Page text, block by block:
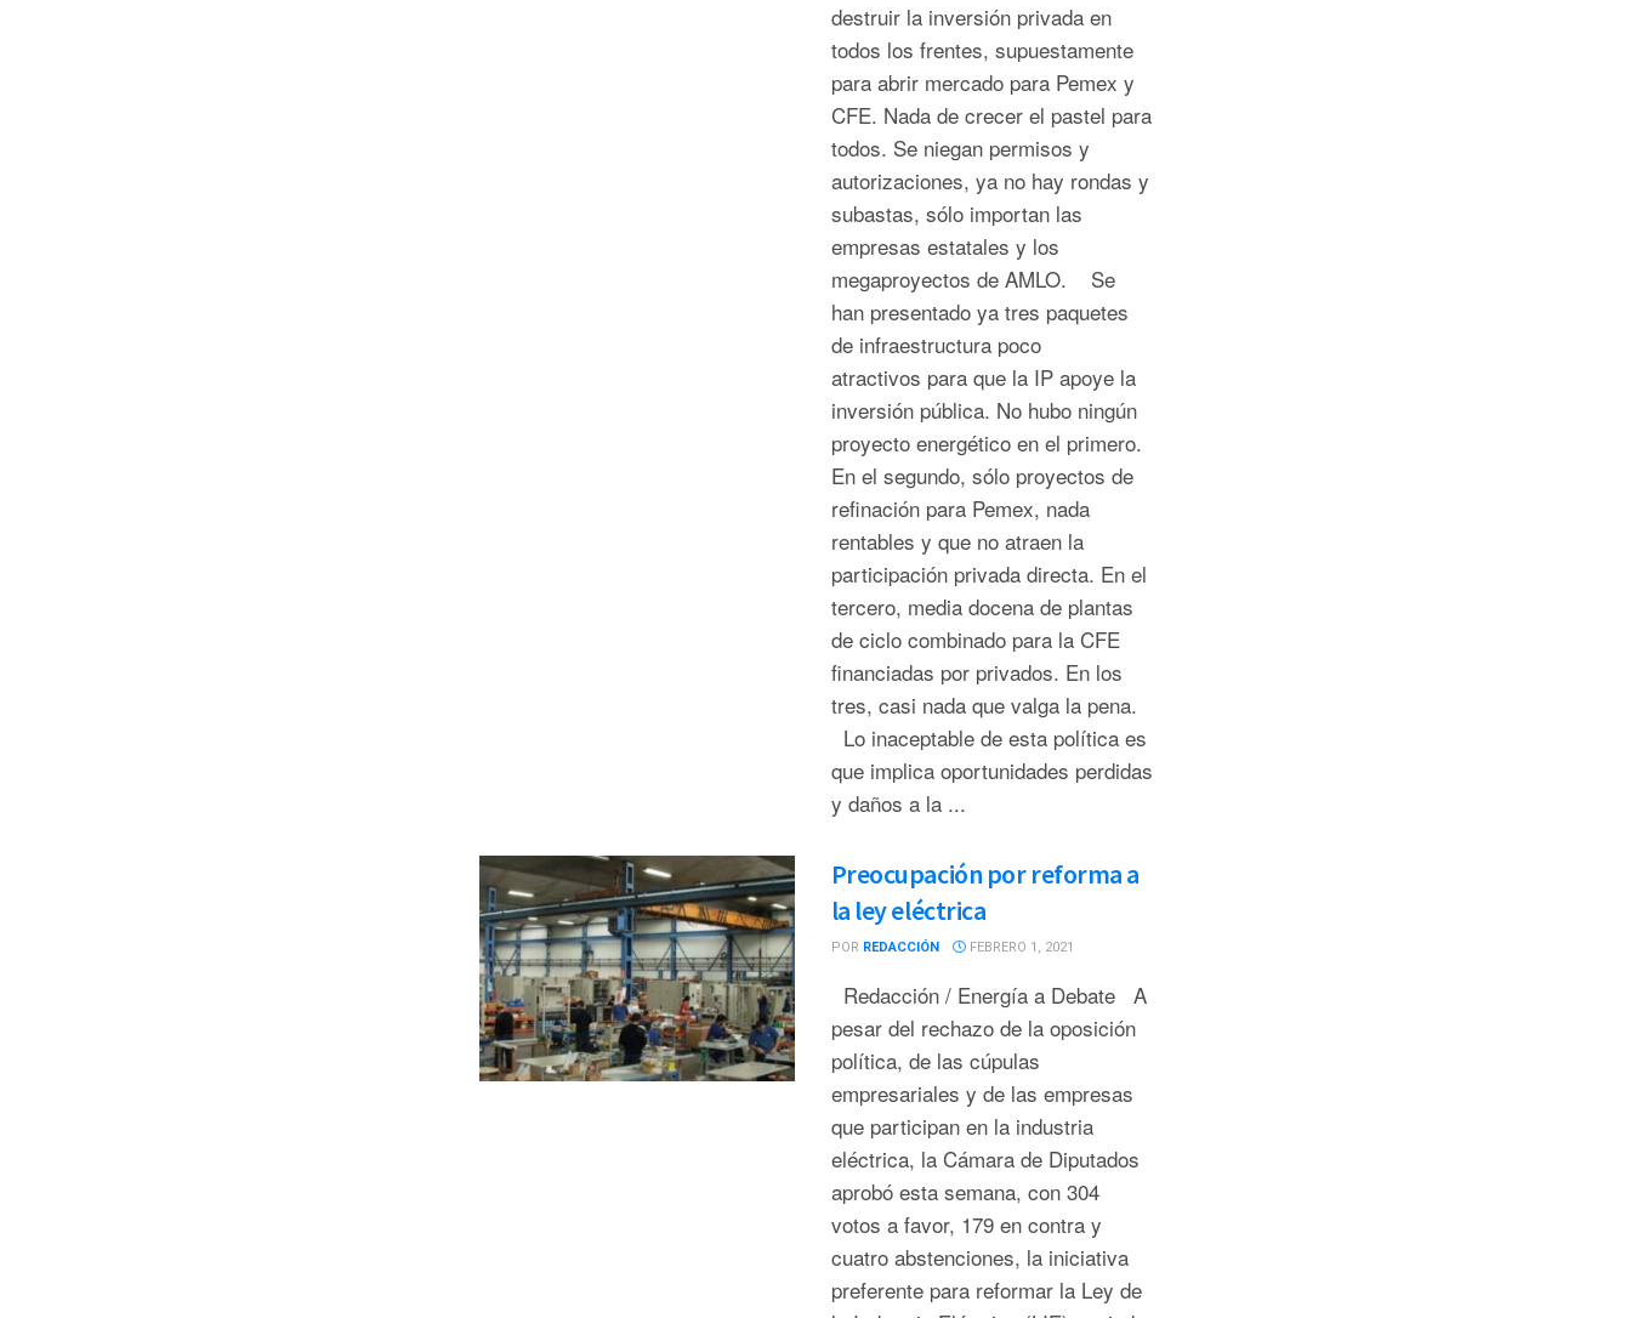
destruir la inversión privada en
todos los frentes, supuestamente
para abrir mercado para Pemex y
CFE. Nada de crecer el pastel para
todos. Se niegan permisos y
autorizaciones, ya no hay rondas y
subastas, sólo importan las
empresas estatales y los
megaproyectos de AMLO. Se
han presentado ya tres paquetes
de infraestructura poco
atractivos para que la IP apoye la
inversión pública. No hubo ningún
proyecto energético en el primero.
En el segundo, sólo proyectos de
refinación para Pemex, nada
rentables y que no atraen la
participación privada directa. En el
tercero, media docena de plantas
de ciclo combinado para la CFE
financiadas por privados. En los
tres, casi nada que valga la pena.
Lo inaceptable de esta política es
que implica oportunidades perdidas
y daños a la ...
Preocupación por reforma a
la ley eléctrica
POR REDACCIÓN FEBRERO 1, 2021
Redacción / Energía a Debate A
pesar del rechazo de la oposición
política, de las cúpulas
empresariales y de las empresas
que participan en la industria
eléctrica, la Cámara de Diputados
aprobó esta semana, con 304
votos a favor, 179 en contra y
cuatro abstenciones, la iniciativa
preferente para reformar la Ley de